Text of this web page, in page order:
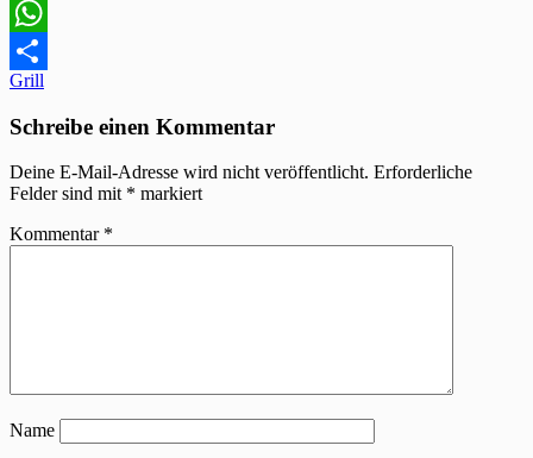
Twitter
WhatsApp
Teilen
Beitragsnavigation
Grill
Schreibe einen Kommentar
Deine E-Mail-Adresse wird nicht veröffentlicht. Erforderliche
Felder sind mit * markiert
Kommentar *
Name